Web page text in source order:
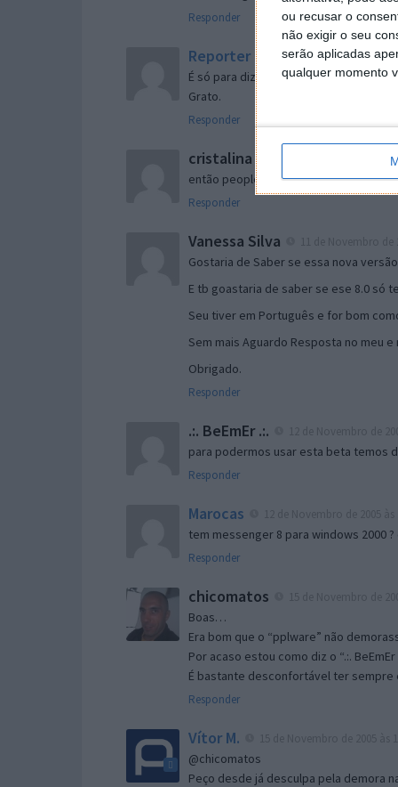
ou recusar o
não exigir o seu
serão aplicadas
qualquer momento
Responder
Reporter 7 de Novembro de 2005 às
É só para dizer que ainda não me
Grato.
Responder
cristalina 11 de Novembro de 2005
então people
Responder
Vanessa Silva
Gostaria de Saber se essa nova
E tb goastaria de saber se ese 8.0 só
Seu tiver em Português e for bom
Sem mais Aguardo Resposta no meu e
Obrigado.
Responder
.:. BeEmEr .:.
para podermos usar esta beta temos
Responder
Marocas
tem messenger 8 para windows 2000
Responder
chicomatos
Boas…
Era bom que o “pplware” não
Por acaso estou como diz o “.:.
É bastante desconfortável ter sempre
Responder
Vítor M.
@chicomatos
Peço desde já desculpa pela demora